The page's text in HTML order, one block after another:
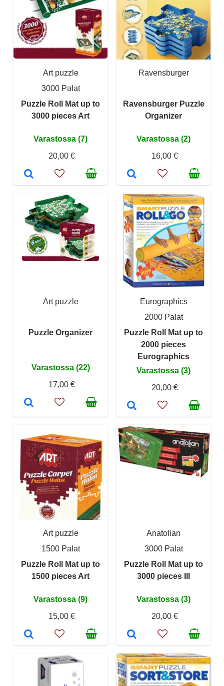
Art puzzle
3000 Palat
Puzzle Roll Mat up to
3000 pieces Art
Varastossa (7)
20,00 €
Ravensburger
Ravensburger Puzzle
Organizer
Varastossa (2)
16,00 €
Art puzzle
Puzzle Organizer
Varastossa (22)
17,00 €
Eurographics
2000 Palat
Puzzle Roll Mat up to
2000 pieces
Eurographics
Varastossa (3)
20,00 €
Art puzzle
1500 Palat
Puzzle Roll Mat up to
1500 pieces Art
Varastossa (9)
15,00 €
Anatolian
3000 Palat
Puzzle Roll Mat up to
3000 pieces III
Varastossa (3)
20,00 €